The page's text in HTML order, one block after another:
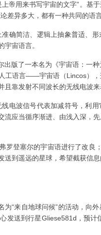
帝用来书写宇宙的文字”。基
差异多大，都有一种共同的语
确简洁、逻辑上抽象普适、形
宙语言。
版了一本名为《宇宙语：一
工语言——宇宙语（Lincos），
靠发射不同波长的无线电波来
电波信号代表加减符号，利用
应当循序渐进、由浅入深，
罗登塞尔的宇宙语进行了改良
到遥远的星球，希望截获信
“来自地球问候”的活动，向
发送到行星Gliese581d，预计